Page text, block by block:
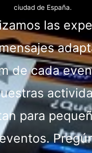
ciudad de España.
las
de cada
para